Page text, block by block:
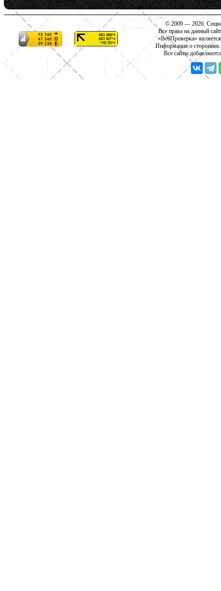
© 2009 — 2026.
Все права на данный
«ВебПроверка»
Информация о сторонних
Все сайты